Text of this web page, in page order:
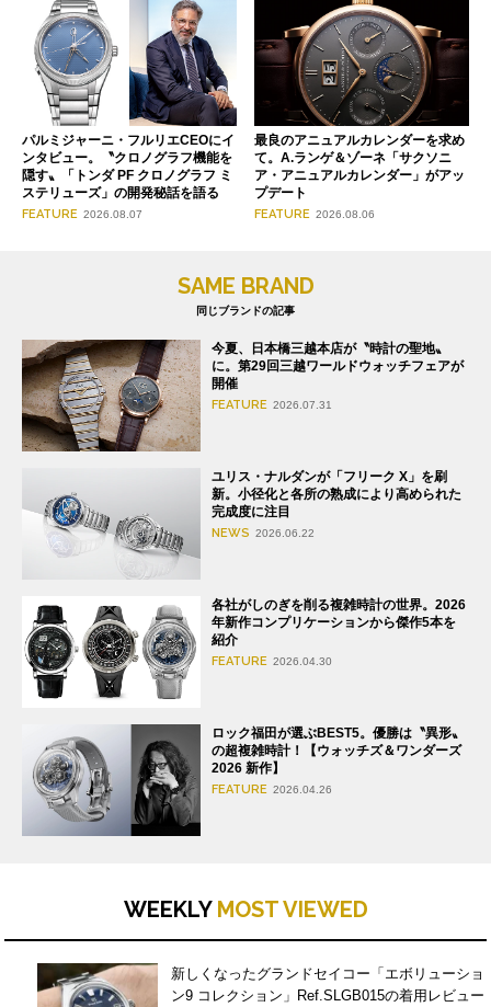
パルミジャーニ・フルリエCEOにイ
ンタビュー。〝クロノグラフ機能を
隠す〟「トンダ PF クロノグラフ ミ
ステリューズ」の開発秘話を語る
FEATURE 2026.08.07
最良のアニュアルカレンダーを求め
て。A.ランゲ＆ゾーネ「サクソニ
ア・アニュアルカレンダー」がアッ
プデート
FEATURE 2026.08.06
SAME BRAND
同じブランドの記事
今夏、日本橋三越本店が〝時計の聖地〟
に。第29回三越ワールドウォッチフェアが
開催
FEATURE 2026.07.31
ユリス・ナルダンが「フリーク X」を刷
新。小径化と各所の熟成により高められた
完成度に注目
NEWS 2026.06.22
各社がしのぎを削る複雑時計の世界。2026
年新作コンプリケーションから傑作5本を
紹介
FEATURE 2026.04.30
ロック福田が選ぶBEST5。優勝は〝異形〟
の超複雑時計！【ウォッチズ＆ワンダーズ
2026 新作】
FEATURE 2026.04.26
WEEKLY MOST VIEWED
新しくなったグランドセイコー「エボリューショ
ン9 コレクション」Ref.SLGB015の着用レビュー